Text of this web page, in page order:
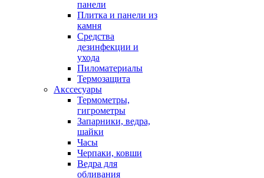
панели
Плитка и панели из
камня
Средства
дезинфекции и
ухода
Пиломатериалы
Термозащита
Аксcесуары
Термометры,
гигрометры
Запарники, ведра,
шайки
Часы
Черпаки, ковши
Ведра для
обливания